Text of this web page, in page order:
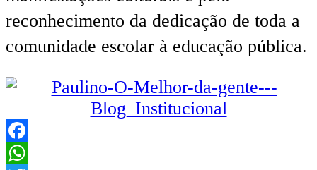
reconhecimento da dedicação de toda a
comunidade escolar à educação pública.
Facebook